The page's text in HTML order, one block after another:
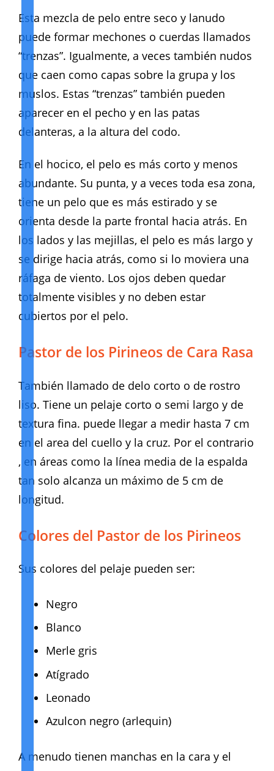
Esta mezcla de pelo entre seco y lanudo
puede formar mechones o cuerdas llamados
“trenzas”. Igualmente, a veces también nudos
que caen como capas sobre la grupa y los
muslos. Estas “trenzas” también pueden
aparecer en el pecho y en las patas
delanteras, a la altura del codo.
En el hocico, el pelo es más corto y menos
abundante. Su punta, y a veces toda esa zona,
tiene un pelo que es más estirado y se
orienta desde la parte frontal hacia atrás. En
los lados y las mejillas, el pelo es más largo y
se dirige hacia atrás, como si lo moviera una
ráfaga de viento. Los ojos deben quedar
totalmente visibles y no deben estar
cubiertos por el pelo.
Pastor de los Pirineos de Cara Rasa
También llamado de delo corto o de rostro
liso. Tiene un pelaje corto o semi largo y de
textura fina. puede llegar a medir hasta 7 cm
en el area del cuello y la cruz. Por el contrario
, en áreas como la línea media de la espalda
tan solo alcanza un máximo de 5 cm de
longitud.
Colores del Pastor de los Pirineos
Sus colores del pelaje pueden ser:
Negro
Blanco
Merle gris
Atígrado
Leonado
Azulcon negro (arlequin)
A menudo tienen manchas en la cara y el